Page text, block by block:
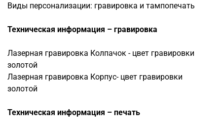
Виды персонализации: гравировка и тампопечать
Техническая информация – гравировка
Лазерная гравировка Колпачок - цвет гравировки
золотой
Лазерная гравировка Корпус- цвет гравировки
золотой
Техническая информация – печать